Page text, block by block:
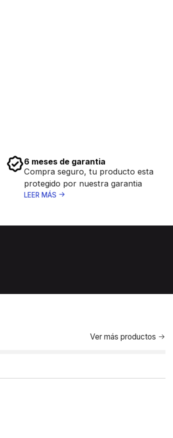
6 meses de garantia
Compra seguro, tu producto esta
protegido por nuestra garantia
LEER MÁS
Ver más productos